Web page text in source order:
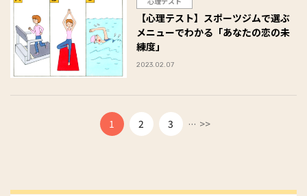
【心理テスト】スポーツジムで選ぶ
メニューでわかる「あなたの恋の未
練度」
2023.02.07
1 2 3 ... >>